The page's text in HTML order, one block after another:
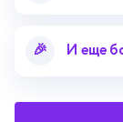
Для
Работа для
🎉 И еще